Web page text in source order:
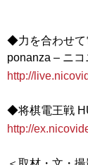
◆力を合わせて
http://
http://